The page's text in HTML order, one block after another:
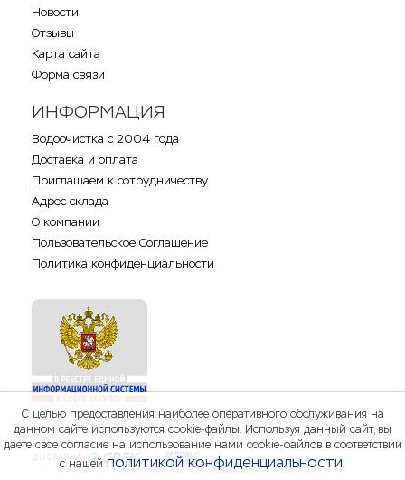
Новости
Отзывы
Карта сайта
Форма связи
ИНФОРМАЦИЯ
Водоочистка с 2004 года
Доставка и оплата
Приглашаем к сотрудничеству
Адрес склада
О компании
Пользовательское Соглашение
Политика конфиденциальности
С целью предоставления наиболее оперативного обслуживания на
данном сайте используются cookie-файлы. Используя данный сайт, вы
даете свое согласие на использование нами cookie-файлов в соответствии
с нашейполитикой конфиденциальности.